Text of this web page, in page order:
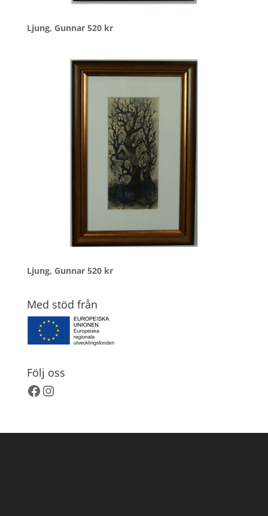
Ljung, Gunnar 520 kr
Ljung, Gunnar 520 kr
Med stöd från
Följ oss
Facebook
Instagram